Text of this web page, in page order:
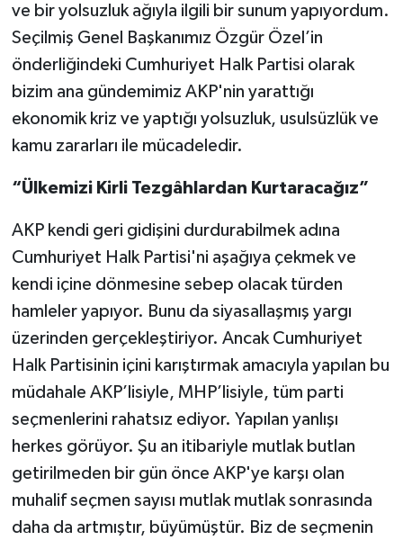
ve bir yolsuzluk ağıyla ilgili bir sunum yapıyordum.
Seçilmiş Genel Başkanımız Özgür Özel’in
önderliğindeki Cumhuriyet Halk Partisi olarak
bizim ana gündemimiz AKP'nin yarattığı
ekonomik kriz ve yaptığı yolsuzluk, usulsüzlük ve
kamu zararları ile mücadeledir.
“Ülkemizi Kirli Tezgâhlardan Kurtaracağız”
AKP kendi geri gidişini durdurabilmek adına
Cumhuriyet Halk Partisi'ni aşağıya çekmek ve
kendi içine dönmesine sebep olacak türden
hamleler yapıyor. Bunu da siyasallaşmış yargı
üzerinden gerçekleştiriyor. Ancak Cumhuriyet
Halk Partisinin içini karıştırmak amacıyla yapılan bu
müdahale AKP’lisiyle, MHP’lisiyle, tüm parti
seçmenlerini rahatsız ediyor. Yapılan yanlışı
herkes görüyor. Şu an itibariyle mutlak butlan
getirilmeden bir gün önce AKP'ye karşı olan
muhalif seçmen sayısı mutlak mutlak sonrasında
daha da artmıştır, büyümüştür. Biz de seçmenin